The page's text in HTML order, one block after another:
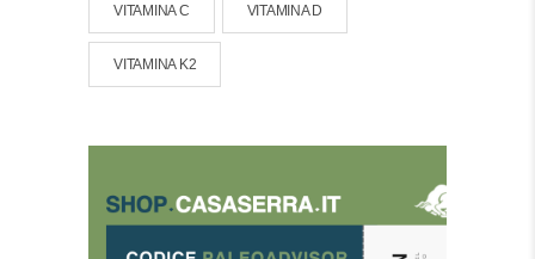
VITAMINA C VITAMINA D
VITAMINA K2